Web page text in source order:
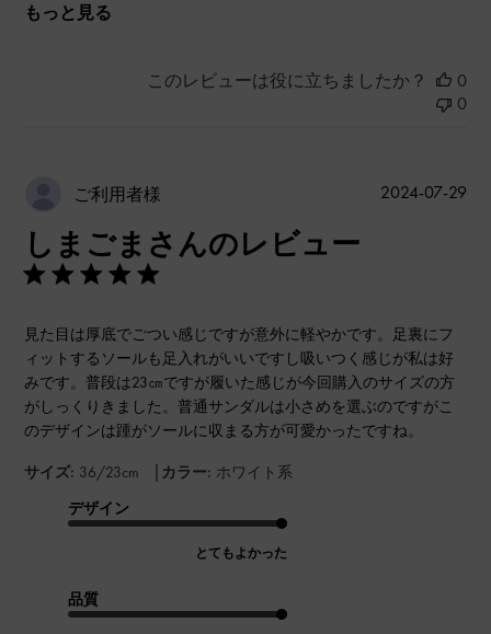
もっと見る
このレビューは役に立ちましたか？
0
0
ご利用者様
しまごまさんのレビュー
見た目は厚底でごつい感じですが意外に軽やかです。足裏にフ
ィットするソールも足入れがいいですし吸いつく感じが私は好
みです。普段は23㎝ですが履いた感じが今回購入のサイズの方
がしっくりきました。普通サンダルは小さめを選ぶのですがこ
のデザインは踵がソールに収まる方が可愛かったですね。
サイズ: 36/23cm | カラー: ホワイト系
デザイン
とてもよかった
品質
公
2024-07-29